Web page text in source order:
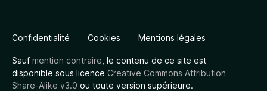
Confidentialité Cookies Mentions légales
Sauf mention contraire , le contenu de ce site est
disponible sous licence Creative Commons Attribution
Share-Alike v3.0 ou toute version supérieure.